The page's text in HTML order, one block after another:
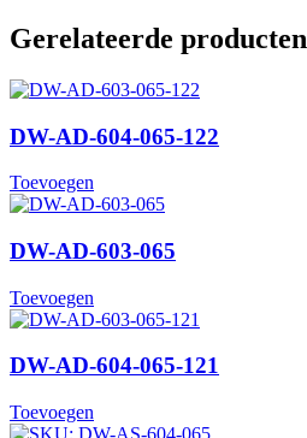
Gerelateerde producten
DW-AD-604-065-122
Toevoegen
DW-AD-603-065
Toevoegen
DW-AD-604-065-121
Toevoegen